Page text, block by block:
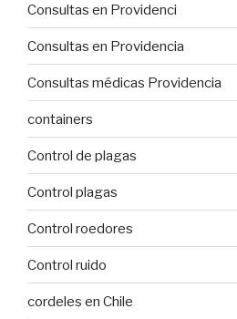
Consultas en Providenci
Consultas en Providencia
Consultas médicas Providencia
containers
Control de plagas
Control plagas
Control roedores
Control ruido
cordeles en Chile